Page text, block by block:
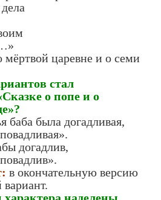
мёртвой царевне и о семи
стал
о попе и о
баба была догадливая,
догадлив,
в окончательную версию
вариант.